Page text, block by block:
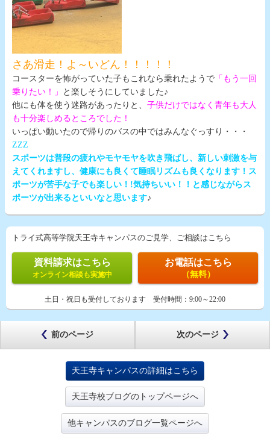
さあ滑走！よ～いどん！！！！！
コースターを怖がっていた子もこれなら乗れたようで 「もう一回
乗りたい！」
と楽しそうにしていました♪
他にも体を使う迷路があったりと、 子供だけではなく青年も大人
も十分楽しめるところでした！
いっぱい動いたので帰りのバスの中ではみんなぐっすり・・・
ZZZ
スポーツは普段の疲れやモヤモヤを吹き飛ばし、新しい刺激を与
えてくれますし、健康にも良くて睡眠リズムも良くなります！ス
ポーツが苦手な子でも楽しい！!気持ちいい！！と感じながらス
ポーツが出来るといいなと思います♪
トライ式高等学院天王寺キャンパスのご見学、ご相談はこちら
資料請求はこちら
オンライン相談も実施中
お電話はこちら
（無料）
土日・祝日も受付しております 受付時間： 9:00～22:00
前のページ 次のページ
天王寺キャンパスの詳細はこちら
天王寺校ブログのトップページへ
他キャンパスのブログ一覧ページへ